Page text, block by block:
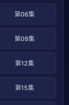
第06集
第09集
第12集
第15集